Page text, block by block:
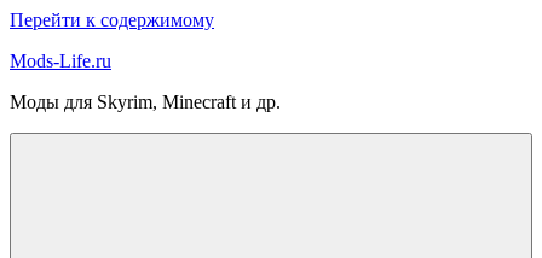
Перейти к содержимому
Mods-Life.ru
Моды для Skyrim, Minecraft и др.